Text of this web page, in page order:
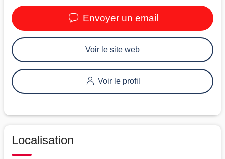
Envoyer un email
Voir le site web
Voir le profil
Localisation